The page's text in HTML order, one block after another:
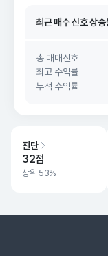
최근 매수 신호 상승
최근 매수 신호
총 매매신호
최고 수익률
누적 수익률
진단
32점
상위 53%